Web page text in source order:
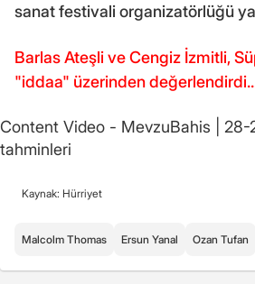
sanat festivali organizatörlüğü
Barlas Ateşli ve Cengiz İzmitli,
"iddaa" üzerinden
Content Video - MevzuBahis | 28-
tahminleri
Kaynak: Hürriyet
Malcolm Thomas Ersun Yanal Ozan Tufan